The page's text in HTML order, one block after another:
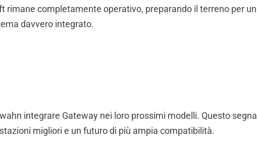
rimane completamente operativo, preparando il terreno per un
davvero integrato.
integrare Gateway nei loro prossimi modelli. Questo segna
migliori e un futuro di più ampia compatibilità.